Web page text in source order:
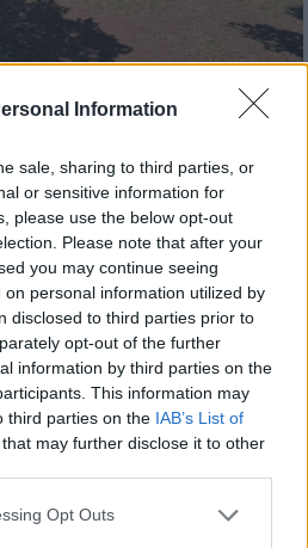
Information
sale, sharing to third parties, or
or sensitive information for
please use the below opt-out
Please note that after your
you may continue seeing
personal information utilized by
disclosed to third parties prior to
opt-out of the further
information by third parties on the
This information may
third parties on the IAB’s List of
that may further disclose it to other
app uses one or more Google
Opt Outs
κοριτσάκι που
από άγριο ζώο στην
για τσακάλι ή
ζητά ο δήμος